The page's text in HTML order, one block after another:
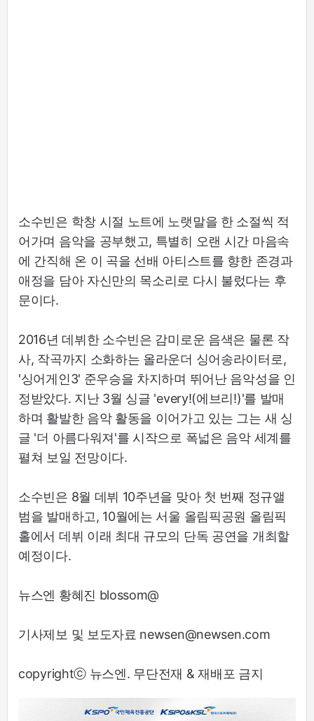
소수빈은 학창 시절 노트에 노랫말을 한 소절씩 적
어가며 음악을 공부했고, 특별히 오랜 시간 마음속
에 간직해 온 이 곡을 선배 아티스트를 향한 존경과
애정을 담아 자신만의 목소리로 다시 불렀다는 후
문이다.
2016년 데뷔한 소수빈은 감미로운 음색은 물론 작
사, 작곡까지 소화하는 올라운더 싱어송라이터로,
'싱어게인3' 준우승을 차지하며 뛰어난 음악성을 인
정받았다. 지난 3월 싱글 'every!(에브리!)'를 발매
하며 활발한 음악 활동을 이어가고 있는 그는 새 싱
글 '더 아름다워져'를 시작으로 폭넓은 음악 세계를
펼쳐 보일 전망이다.
소수빈은 8월 데뷔 10주년을 맞아 첫 번째 정규앨
범을 발매하고, 10월에는 서울 올림픽공원 올림픽
홀에서 데뷔 이래 최대 규모의 단독 공연을 개최할
예정이다.
뉴스엔 황혜진 blossom@
기사제보 및 보도자료 newsen@newsen.com
copyrightⓒ 뉴스엔. 무단전재 & 재배포 금지